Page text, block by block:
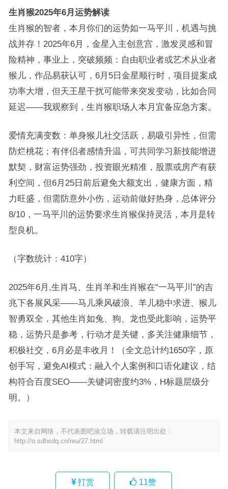
生肖猴2025年6月运势解读
生肖猴的智者，本月你们的运势如一马平川，机遇与挑
战并存！2025年6月，金星入主创意宫，激发灵感和冒
险精神，事业上，突破频频：自由职业者或艺术从业者
猴儿，作品易获认可，6月5日金星顺行时，项目提案成
功率大增，但天王星干扰可能带来突发变动，比如合同
延迟——我观察到，生肖猴职场人本月宜备应急方案。
爱情充满变数：单身猴儿社交活跃，易吸引异性，但需
防烂桃花；有伴侣者感情升温，可共同学习新技能增进
默契，财富运势强劲，投资眼光精准，股票或房产有获
利空间，但6月25日前后避免大额支出，健康方面，精
力旺盛，但需防意外小伤，运动前做好热身，总体评分
8/10，一马平川的运势要求生肖猴保持灵活，本月是转
型良机。
（字数统计：410字）
2025年6月,生肖马、生肖羊和生肖猴在“一马平川”的吉
兆下各展风采——马儿乘风破浪、羊儿稳中求进、猴儿
智勇双全，其他生肖如兔、狗、龙也受此影响，运势平
稳，运势只是参考，行动才是关键，多关注健康细节，
积极社交，6月必是丰收月！（全文总计约1650字，原
创手写，避免AI模式：融入个人案例和口语化建议，结
构符合百度SEO——关键词密度约3%，H标题层级分
明。）
本文来自网络，不代表图吧涂立场，转载请注明出处：
http://o.sdhsdq.cn/reu/27.html
打赏 11赞